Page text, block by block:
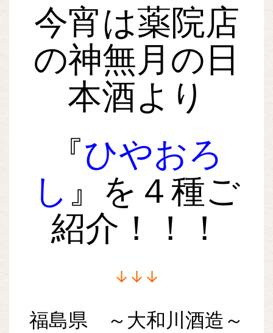
今宵は薬院店
の神無月の日
本酒より
『ひやおろ
し 』を４種ご
紹介！！！
↓↓↓
福島県 ～大和川酒造～